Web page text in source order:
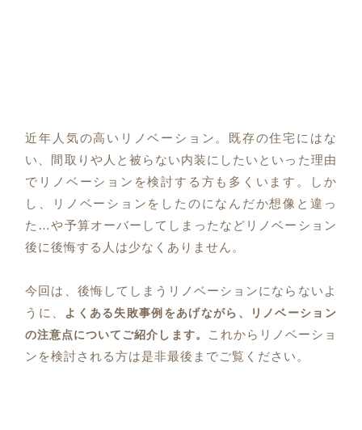
近年人気の高いリノベーション。既存の住宅にはな
い、間取りや人と被らない内装にしたいといった理由
でリノベーションを検討する方も多くいます。しか
し、リノベーションをしたのになんだか想像と違っ
た…や予算オーバーしてしまったなどリノベーション
後に後悔する人は少なくありません。
今回は、後悔してしまうリノベーションにならないよ
うに、
よくある失敗事例をあげながら、リノベーション
の注意点についてご紹介します。
これからリノベーショ
ンを検討される方は是非最後までご覧ください。